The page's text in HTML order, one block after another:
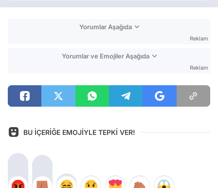
Yorumlar Aşağıda
Reklam
Yorumlar ve Emojiler Aşağıda
Reklam
BU İÇERİĞE EMOJİYLE TEPKİ VER!